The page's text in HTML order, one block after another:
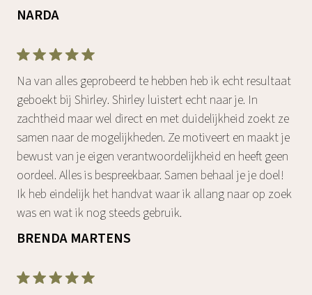
NARDA
Na van alles geprobeerd te hebben heb ik echt resultaat
geboekt bij Shirley. Shirley luistert echt naar je. In
zachtheid maar wel direct en met duidelijkheid zoekt ze
samen naar de mogelijkheden. Ze motiveert en maakt je
bewust van je eigen verantwoordelijkheid en heeft geen
oordeel. Alles is bespreekbaar. Samen behaal je je doel!
Ik heb eindelijk het handvat waar ik allang naar op zoek
was en wat ik nog steeds gebruik.
BRENDA MARTENS